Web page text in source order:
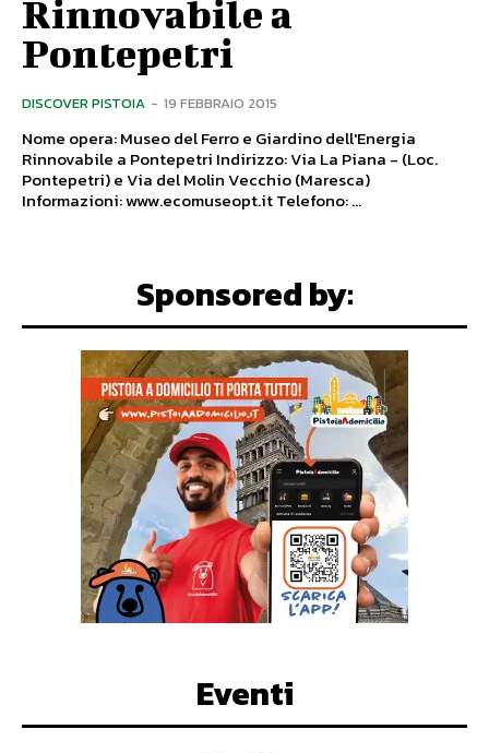
Rinnovabile a
Pontepetri
DISCOVER PISTOIA - 19 FEBBRAIO 2015
Nome opera: Museo del Ferro e Giardino dell'Energia
Rinnovabile a Pontepetri Indirizzo: Via La Piana - (Loc.
Pontepetri) e Via del Molin Vecchio (Maresca)
Informazioni: www.ecomuseopt.it Telefono: ...
Sponsored by:
Eventi